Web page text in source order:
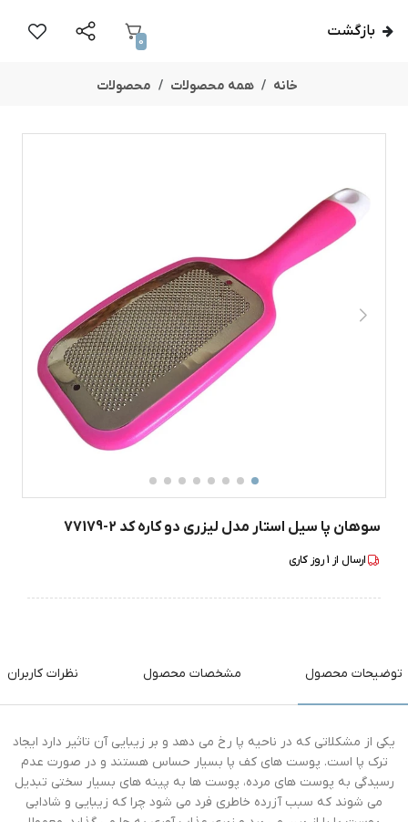
بازگشت
0
خانه همه محصولات محصولات
سوهان پا سیل استار مدل لیزری دو کاره کد 2-77179
ارسال از 1روز کاری
توضیحات محصول مشخصات محصول نظرات کاربران
یکی از مشکلاتی که در ناحیه پا رخ می دهد و بر زیبایی آن تاثیر دارد ایجاد
ترک پا است. پوست های کف پا بسیار حساس هستند و در صورت عدم
رسیدگی به پوست های مرده، پوست ها به پینه های بسیار سختی تبدیل
می شوند که سبب آزرده خاطری فرد می شود چرا که زیبایی و شادابی